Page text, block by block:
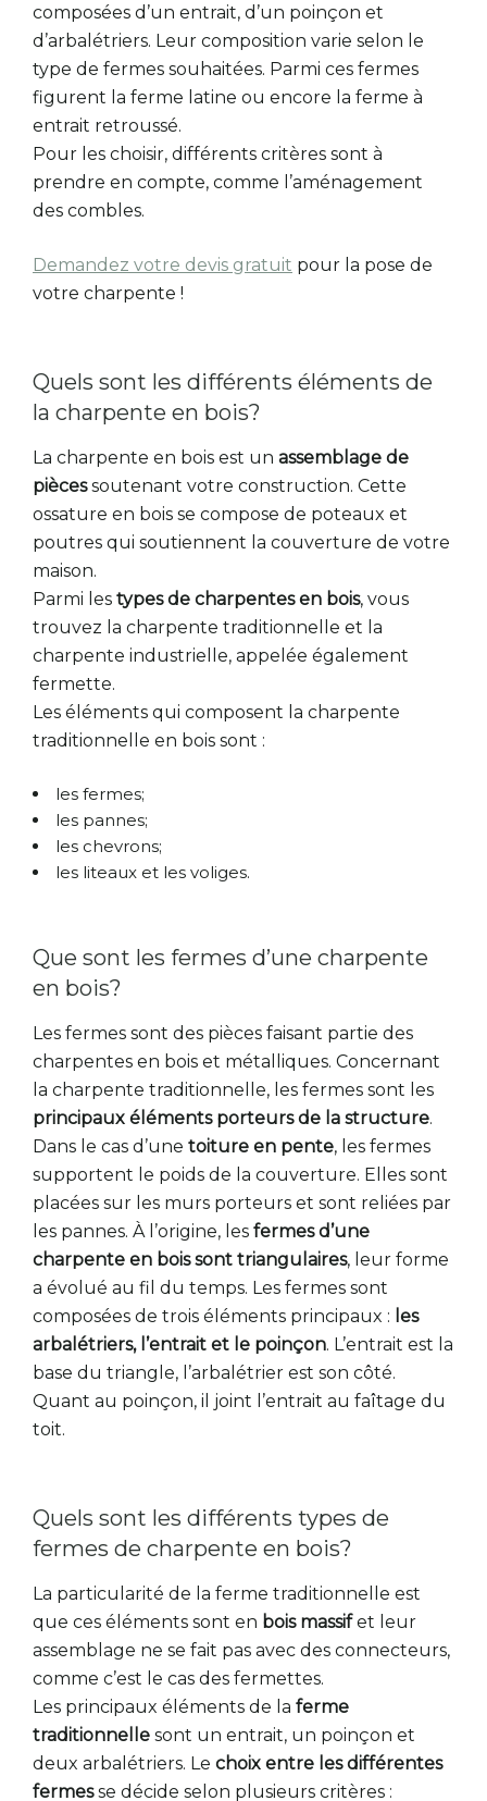
composées d’un entrait, d’un poinçon et
d’arbalétriers. Leur composition varie selon le
type de fermes souhaitées. Parmi ces fermes
figurent la ferme latine ou encore la ferme à
entrait retroussé.
Pour les choisir, différents critères sont à
prendre en compte, comme l’aménagement
des combles.
Demandez votre devis gratuit pour la pose de
votre charpente !
Quels sont les différents éléments de
la charpente en bois?
La charpente en bois est un assemblage de
piècessoutenant votre construction. Cette
ossature en bois se compose de poteaux et
poutres qui soutiennent la couverture de votre
maison.
Parmi les types de charpentes en bois, vous
trouvez la charpente traditionnelle et la
charpente industrielle, appelée également
fermette.
Les éléments qui composent la charpente
traditionnelle en bois sont :
les fermes;
les pannes;
les chevrons;
les liteaux et les voliges.
Que sont les fermes d’une charpente
en bois?
Les fermes sont des pièces faisant partie des
charpentes en bois et métalliques. Concernant
la charpente traditionnelle, les fermes sont les
principaux éléments porteurs de la structure.
Dans le cas d’une toiture en pente, les fermes
supportent le poids de la couverture. Elles sont
placées sur les murs porteurs et sont reliées par
les pannes. À l’origine, les fermes d’une
charpente en bois sont triangulaires, leur forme
a évolué au fil du temps. Les fermes sont
composées de trois éléments principaux : les
arbalétriers, l’entrait et le poinçon. L’entrait est la
base du triangle, l’arbalétrier est son côté.
Quant au poinçon, il joint l’entrait au faîtage du
toit.
Quels sont les différents types de
fermes de charpente en bois?
La particularité de la ferme traditionnelle est
que ces éléments sont en bois massifet leur
assemblage ne se fait pas avec des connecteurs,
comme c’est le cas des fermettes.
Les principaux éléments de la ferme
traditionnelle sont un entrait, un poinçon et
deux arbalétriers. Le choix entre les différentes
fermesse décide selon plusieurs critères :